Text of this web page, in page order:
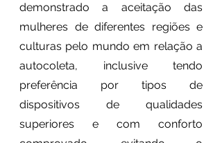
demonstrado a aceitação das
mulheres de diferentes regiões e
culturas pelo mundo em relação a
autocoleta, inclusive tendo
preferência por tipos de
dispositivos de qualidades
superiores e com conforto